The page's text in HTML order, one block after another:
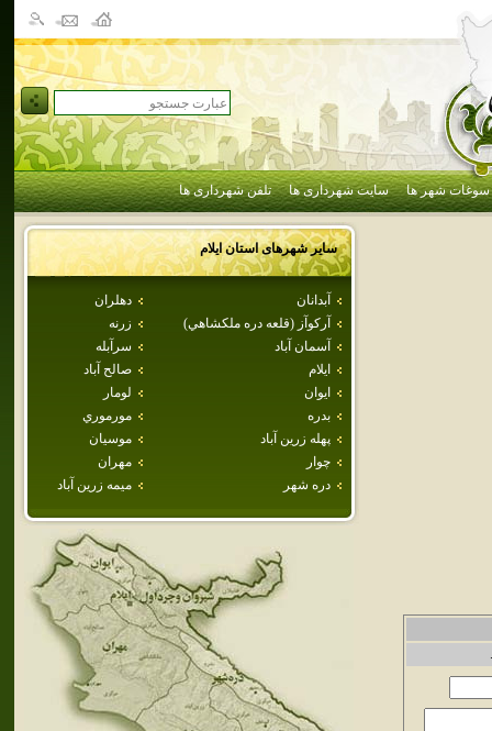
سوغات شهر ها سایت شهرداری ها تلفن شهرداری ها
سایر شهرهای استانايلام
آبدانان
دهلران
آركوآز (قلعه دره ملكشاهي)
زرنه
آسمان آباد
سرآبله
ايلام
صالح آباد
ايوان
لومار
بدره
مورموري
پهله زرين آباد
موسيان
چوار
مهران
دره شهر
ميمه زرين آباد